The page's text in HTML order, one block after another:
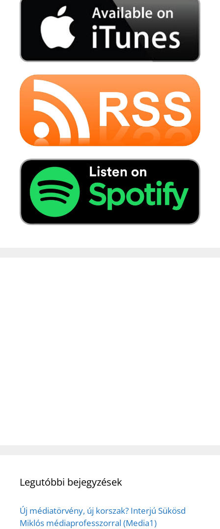
Legutóbbi bejegyzések
Új médiatörvény, új korszak? Interjú Sükösd
Miklós médiaprofesszorral (Media1)